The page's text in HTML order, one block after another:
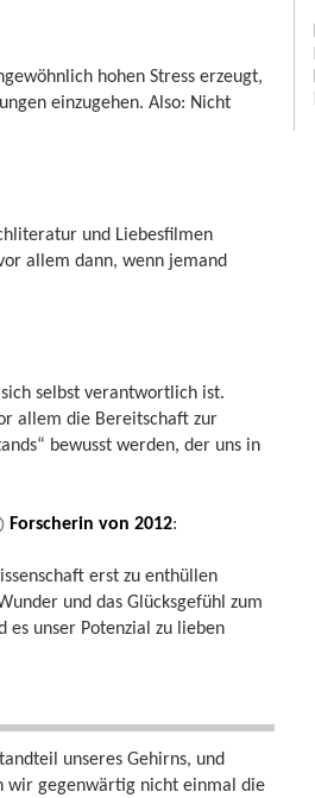
hohen Stress erzeugt,
einzugehen. Also: Nicht
und Liebesfilmen
allem dann, wenn jemand
selbst verantwortlich ist.
allem die Bereitschaft zur
bewusst werden, der uns in
Forscherin von 2012:
erst zu enthüllen
und das Glücksgefühl zum
unser Potenzial zu lieben
unseres Gehirns, und
wir gegenwärtig nicht einmal die